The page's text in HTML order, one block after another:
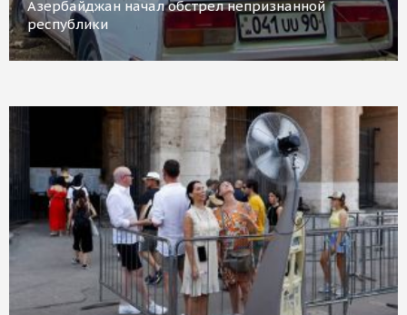
Азербайджан начал обстрел непризнанной
республики